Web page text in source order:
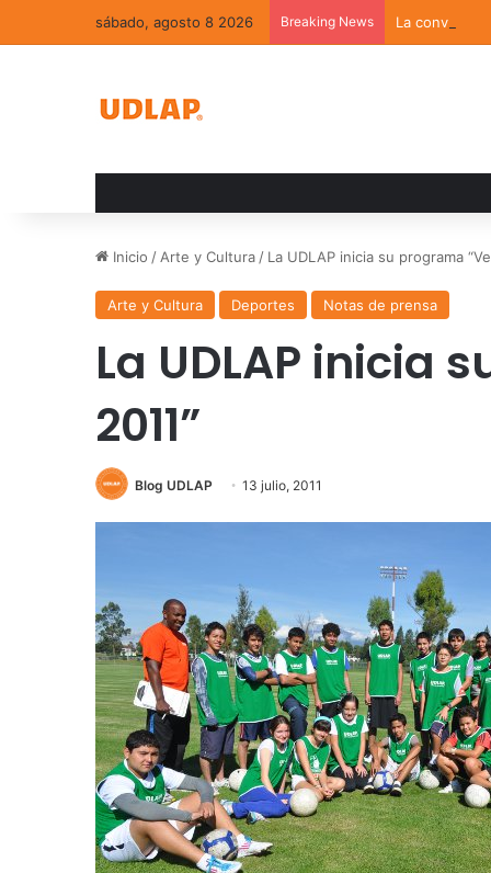
sábado, agosto 8 2026 Breaking News La
Inicio / Arte y Cultura / La UDLAP inicia su programa
Arte y Cultura Deportes Notas de prensa
La UDLAP inicia
2011”
Blog UDLAP 13 julio, 2011